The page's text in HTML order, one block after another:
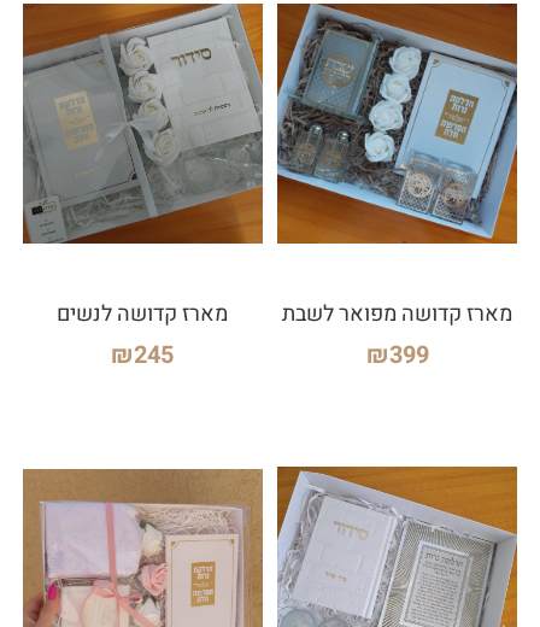
מארז קדושה מפואר לשבת
₪399
מארז קדושה לנשים
₪245